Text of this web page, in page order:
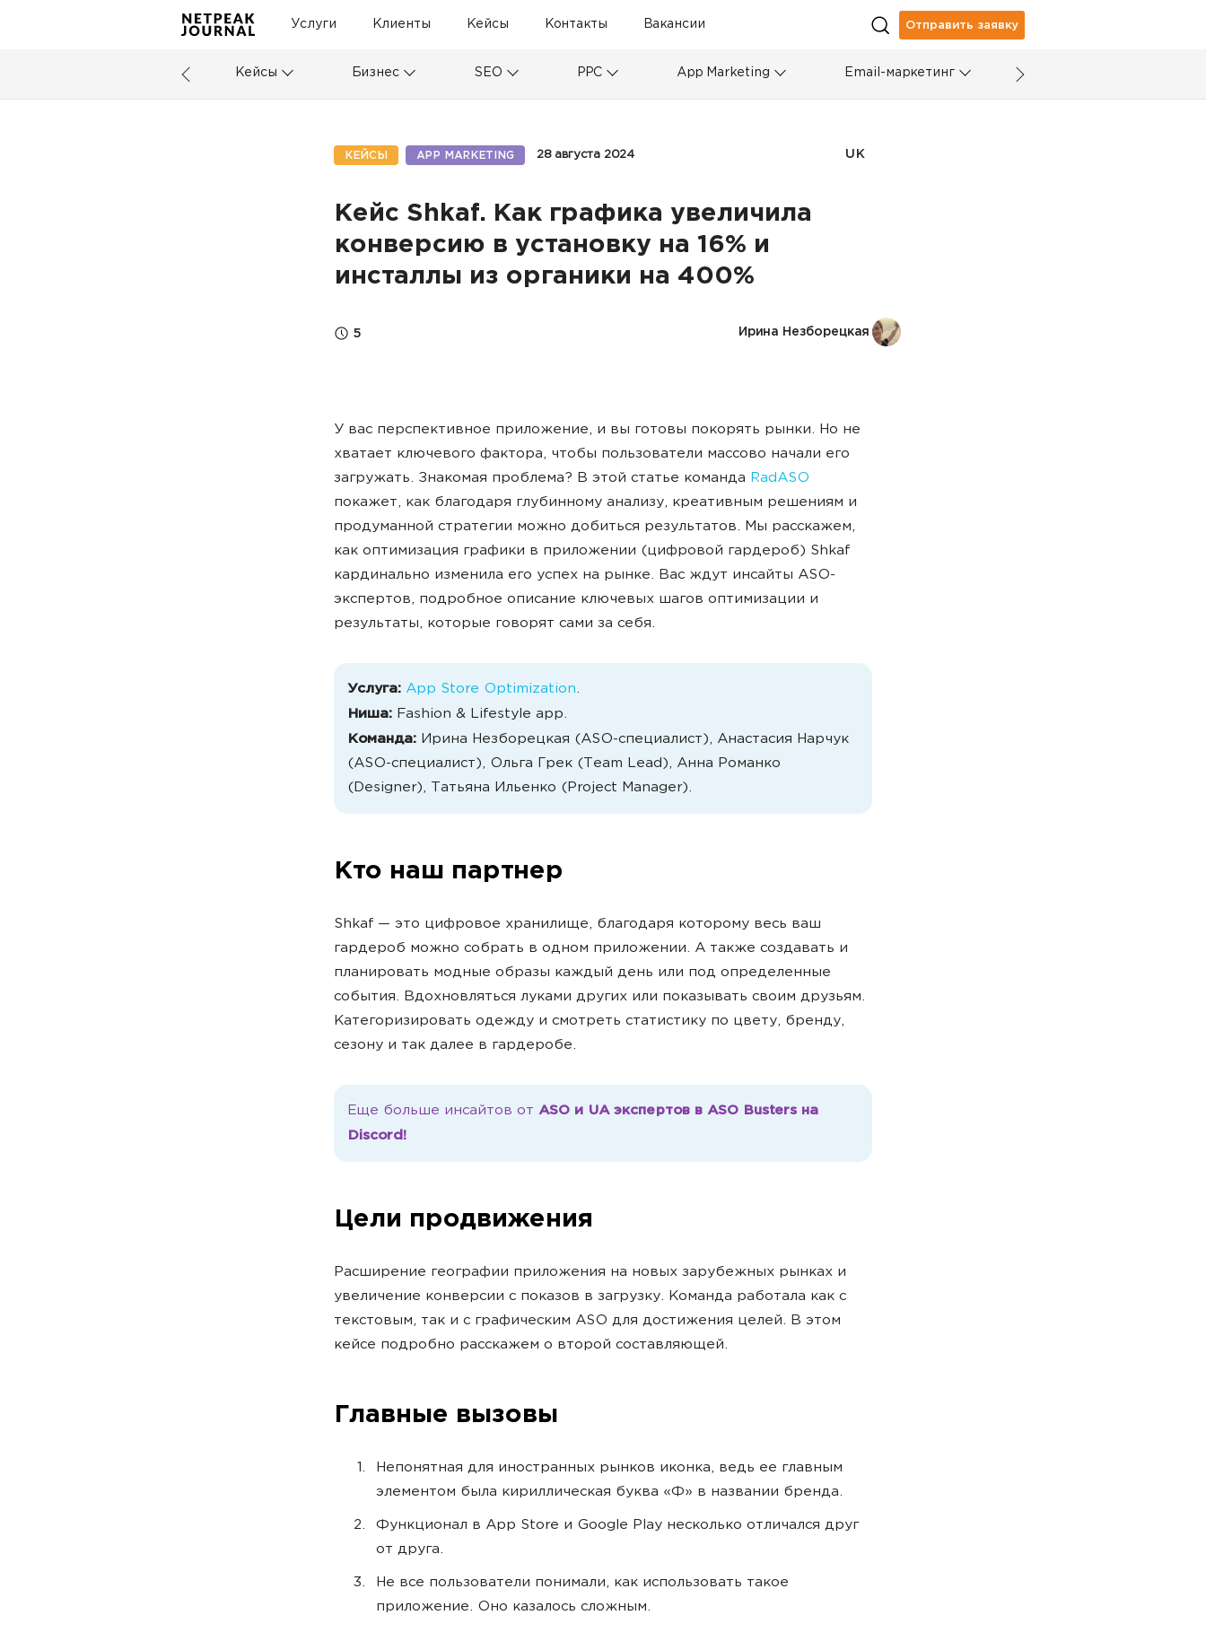
Услуги Клиенты Кейсы Контакты Вакансии Отправить заявку
Кейсы Бизнес SEO PPC App Marketing Email-маркетинг
КЕЙСЫ APP MARKETING 28 августа 2024 UK
Кейс Shkaf. Как графика увеличила
конверсию в установку на 16% и
инсталлы из органики на 400%
5 Ирина Незборецкая
У вас перспективное приложение, и вы готовы покорять рынки. Но не
хватает ключевого фактора, чтобы пользователи массово начали его
загружать. Знакомая проблема? В этой статье команда RadASO
покажет, как благодаря глубинному анализу, креативным решениям и
продуманной стратегии можно добиться результатов. Мы расскажем,
как оптимизация графики в приложении (цифровой гардероб) Shkaf
кардинально изменила его успех на рынке. Вас ждут инсайты ASO-
экспертов, подробное описание ключевых шагов оптимизации и
результаты, которые говорят сами за себя.
Уcлуга: App Store Optimization.
Ниша: Fashion & Lifestyle app.
Команда: Ирина Незборецкая (ASO-специалист), Анастасия Нарчук
(ASO-специалист), Ольга Грек (Team Lead), Анна Романко
(Designer), Татьяна Ильенко (Project Manager).
Кто наш партнер
Shkaf — это цифровое хранилище, благодаря которому весь ваш
гардероб можно собрать в одном приложении. А также создавать и
планировать модные образы каждый день или под определенные
события. Вдохновляться луками других или показывать своим друзьям.
Категоризировать одежду и смотреть статистику по цвету, бренду,
сезону и так далее в гардеробе.
Еще больше инсайтов от ASO и UA экспертов в ASO Busters на
Discord!
Цели продвижения
Расширение географии приложения на новых зарубежных рынках и
увеличение конверсии с показов в загрузку. Команда работала как с
текстовым, так и с графическим АSO для достижения целей. В этом
кейсе подробно расскажем о второй составляющей.
Главные вызовы
Непонятная для иностранных рынков иконка, ведь ее главным
элементом была кириллическая буква «Ф» в названии бренда.
Функционал в App Store и Google Play несколько отличался друг
от друга.
Не все пользователи понимали, как использовать такое
приложение. Оно казалось сложным.